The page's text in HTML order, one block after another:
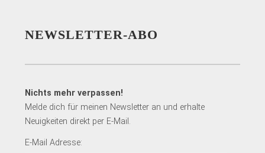
NEWSLETTER-ABO
Nichts mehr verpassen!
Melde dich für meinen Newsletter an und erhalte
Neuigkeiten direkt per E-Mail.
E-Mail Adresse: